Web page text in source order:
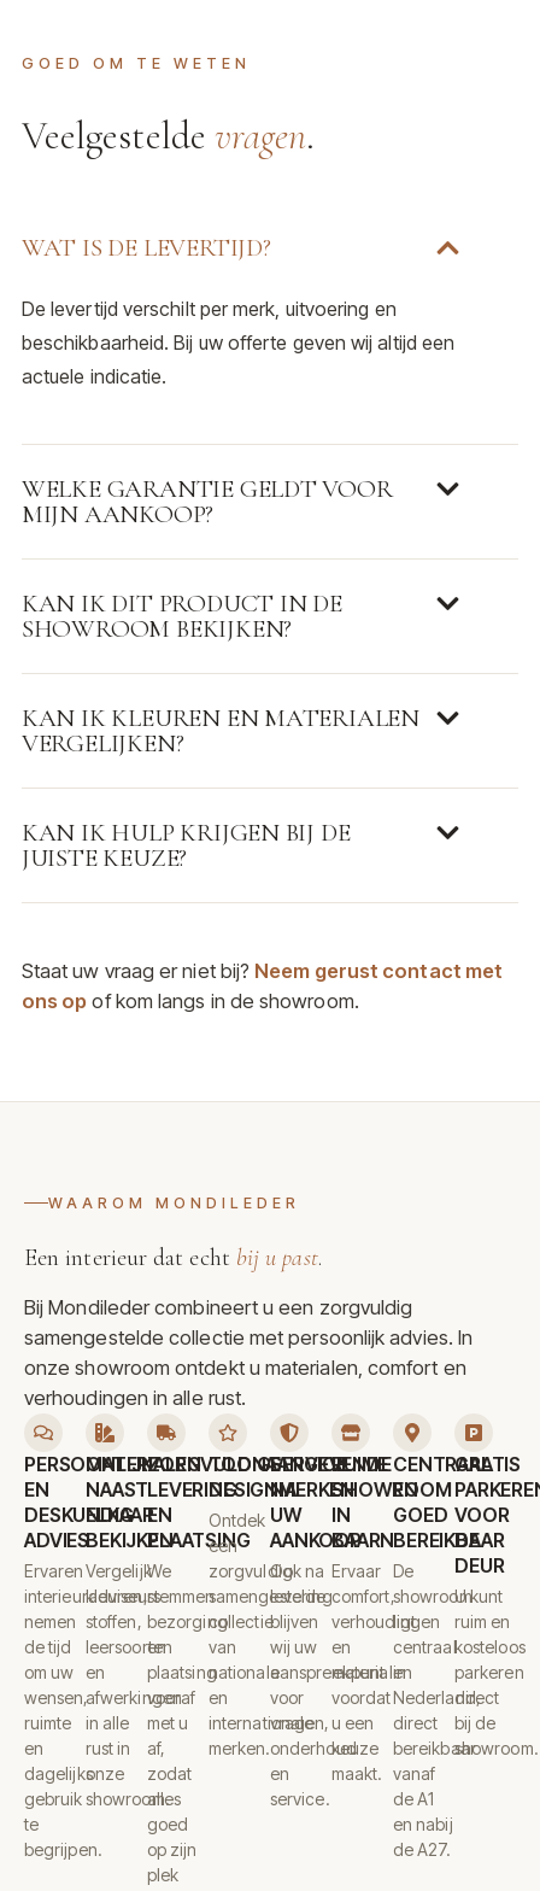
GOED OM TE WETEN
Veelgestelde vragen.
WAT IS DE LEVERTIJD?
De levertijd verschilt per merk, uitvoering en
beschikbaarheid. Bij uw offerte geven wij altijd een
actuele indicatie.
WELKE GARANTIE GELDT VOOR
MIJN AANKOOP?
KAN IK DIT PRODUCT IN DE
SHOWROOM BEKIJKEN?
KAN IK KLEUREN EN MATERIALEN
VERGELIJKEN?
KAN IK HULP KRIJGEN BIJ DE
JUISTE KEUZE?
Staat uw vraag er niet bij? Neem gerust contact met
ons op of kom langs in de showroom.
WAAROM MONDILEDER
Een interieur dat echt bij u past.
Bij Mondileder combineert u een zorgvuldig
samengestelde collectie met persoonlijk advies. In
onze showroom ontdekt u materialen, comfort en
verhoudingen in alle rust.
PERSOONLIJK
EN
DESKUNDIG
ADVIES
Ervaren
interieuradviseurs
nemen
de tijd
om uw
wensen,
ruimte
en
dagelijks
gebruik
te
begrijpen.
MATERIALEN
NAAST
ELKAAR
BEKIJKEN
Vergelijk
kleuren,
stoffen,
leersoorten
en
afwerkingen
in alle
rust in
onze
showroom.
ZORGVULDIGE
LEVERING
EN
PLAATSING
We
stemmen
bezorging
en
plaatsing
vooraf
met u
af,
zodat
alles
goed
op zijn
plek
TOONAANGEVENDE
DESIGNMERKEN
Ontdek
een
zorgvuldig
samengestelde
collectie
van
nationale
en
internationale
merken.
SERVICE
NA
UW
AANKOOP
Ook na
levering
blijven
wij uw
aanspreekpunt
voor
vragen,
onderhoud
en
service.
RUIME
SHOWROOM
IN
BAARN
Ervaar
comfort,
verhoudingen
en
materialen
voordat
u een
keuze
maakt.
CENTRAAL
EN
GOED
BEREIKBAAR
De
showroom
ligt
centraal
in
Nederland,
direct
bereikbaar
vanaf
de A1
en nabij
de A27.
GRATIS
VOOR
DE
DEUR
U kunt
ruim en
kosteloos
parkeren
direct
bij de
showroom.